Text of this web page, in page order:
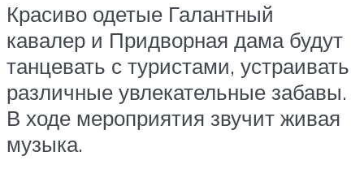
Красиво одетые Галантный
кавалер и Придворная дама будут
танцевать с туристами, устраивать
различные увлекательные забавы.
В ходе мероприятия звучит живая
музыка.